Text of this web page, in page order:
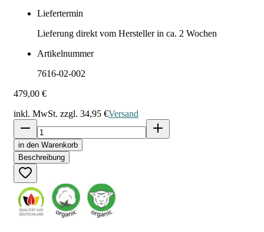
Liefertermin
Lieferung direkt vom Hersteller in ca. 2 Wochen
Artikelnummer
7616-02-002
479,00 €
inkl. MwSt. zzgl. 34,95 €Versand
in den Warenkorb
Beschreibung